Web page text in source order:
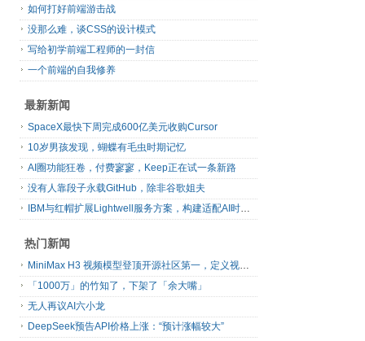
如何打好前端游击战
没那么难，谈CSS的设计模式
写给初学前端工程师的一封信
一个前端的自我修养
最新新闻
SpaceX最快下周完成600亿美元收购Cursor
10岁男孩发现，蝴蝶有毛虫时期记忆
AI圈功能狂卷，付费寥寥，Keep正在试一条新路
没有人靠段子永载GitHub，除非谷歌姐夫
IBM与红帽扩展Lightwell服务方案，构建适配AI时代开源生态的可信基础设施
热门新闻
MiniMax H3 视频模型登顶开源社区第一，定义视频模型领域“斩杀线”
「1000万」的竹知了，下架了「余大嘴」
无人再议AI六小龙
DeepSeek预告API价格上涨：“预计涨幅较大”